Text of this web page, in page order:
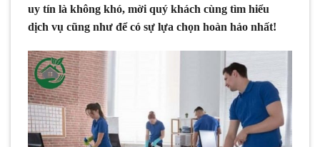
uy tín là không khó, mời quý khách cùng tìm hiểu
dịch vụ cũng như để có sự lựa chọn hoàn hảo nhất!